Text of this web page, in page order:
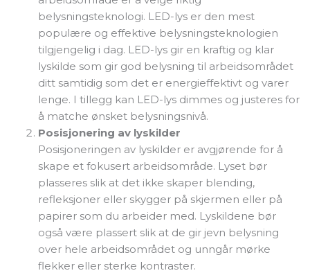
belysningsteknologi. LED-lys er den mest
populære og effektive belysningsteknologien
tilgjengelig i dag. LED-lys gir en kraftig og klar
lyskilde som gir god belysning til arbeidsområdet
ditt samtidig som det er energieffektivt og varer
lenge. I tillegg kan LED-lys dimmes og justeres for
å matche ønsket belysningsnivå.
Posisjonering av lyskilder
Posisjoneringen av lyskilder er avgjørende for å
skape et fokusert arbeidsområde. Lyset bør
plasseres slik at det ikke skaper blending,
refleksjoner eller skygger på skjermen eller på
papirer som du arbeider med. Lyskildene bør
også være plassert slik at de gir jevn belysning
over hele arbeidsområdet og unngår mørke
flekker eller sterke kontraster.